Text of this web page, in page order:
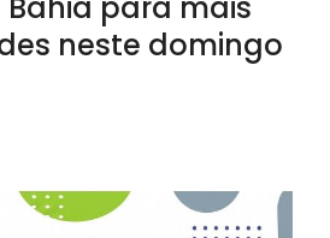
neste domingo